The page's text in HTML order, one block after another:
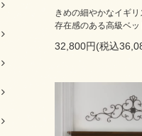
きめの細やかなイギ
存在感のある高級ベッ
32,800円(税込